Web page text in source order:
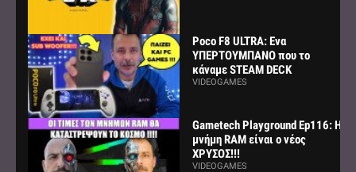
Poco F8 ULTRA: Ενα
ΥΠΕΡΤΟΥΜΠΑΝΟ που το
κάναμε STEAM DECK
VIDEOGAMES
Gametech Playground Ep116: Η
μνήμη RAM είναι ο νέος
ΧΡΥΣΟΣ!!!
VIDEOGAMES